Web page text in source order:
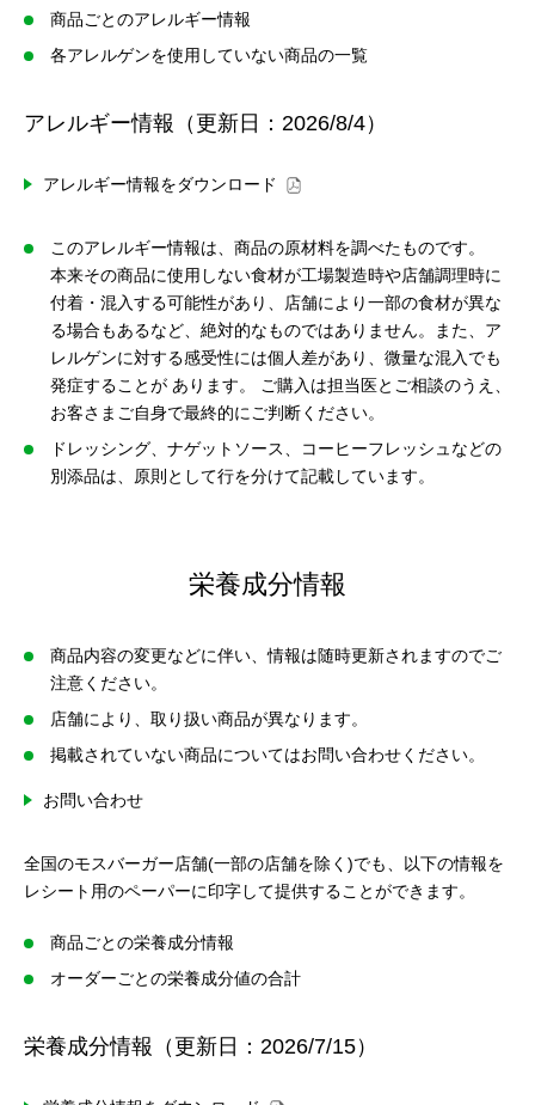
商品ごとのアレルギー情報
各アレルゲンを使用していない商品の一覧
アレルギー情報（更新日：2026/8/4）
アレルギー情報をダウンロード
このアレルギー情報は、商品の原材料を調べたものです。
本来その商品に使用しない食材が工場製造時や店舗調理時に
付着・混入する可能性があり、店舗により一部の食材が異な
る場合もあるなど、絶対的なものではありません。また、ア
レルゲンに対する感受性には個人差があり、微量な混入でも
発症することが あります。 ご購入は担当医とご相談のうえ、
お客さまご自身で最終的にご判断ください。
ドレッシング、ナゲットソース、コーヒーフレッシュなどの
別添品は、原則として行を分けて記載しています。
栄養成分情報
商品内容の変更などに伴い、情報は随時更新されますのでご
注意ください。
店舗により、取り扱い商品が異なります。
掲載されていない商品についてはお問い合わせください。
お問い合わせ
全国のモスバーガー店舗(一部の店舗を除く)でも、以下の情報を
レシート用のペーパーに印字して提供することができます。
商品ごとの栄養成分情報
オーダーごとの栄養成分値の合計
栄養成分情報（更新日：2026/7/15）